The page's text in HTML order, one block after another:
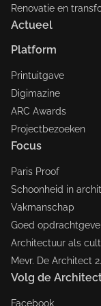
Renovatie en
Actueel
Platform
Printuitgave
Digimazine
ARC Awards
Projectbezoeken
Focus
Paris Proof
Schoonheid in
Vakmanschap
Goed
Architectuur als
Mevr. De Architect
Volg de
Facebook